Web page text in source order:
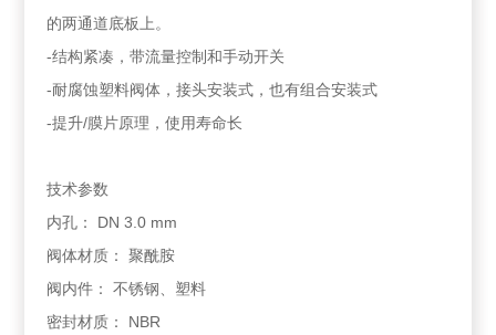
的两通道底板上。
-结构紧凑，带流量控制和手动开关
-耐腐蚀塑料阀体，接头安装式，也有组合安装式
-提升/膜片原理，使用寿命长
技术参数
内孔： DN 3.0 mm
阀体材质： 聚酰胺
阀内件： 不锈钢、塑料
密封材质： NBR